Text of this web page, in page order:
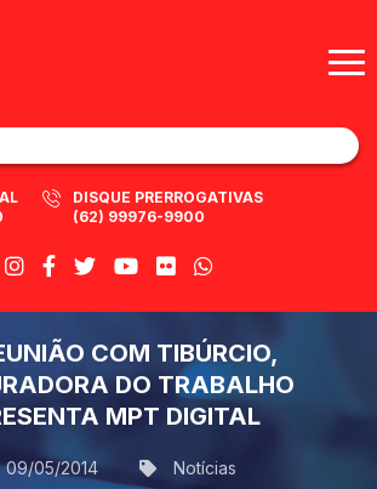
DISQUE PRERROGATIVAS
(62) 99976-9900
COM TIBÚRCIO,
DO TRABALHO
MPT DIGITAL
09/05/2014 Notícias